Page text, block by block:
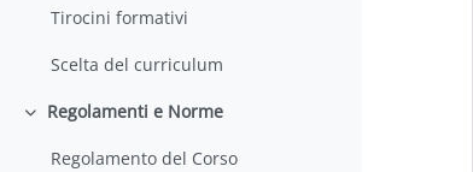
Tirocini formativi
Scelta del curriculum
Minimizza
Regolamenti e Norme
Regolamento del Corso